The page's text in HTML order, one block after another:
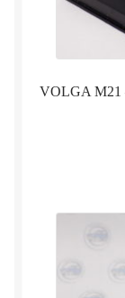
VOLGA M21